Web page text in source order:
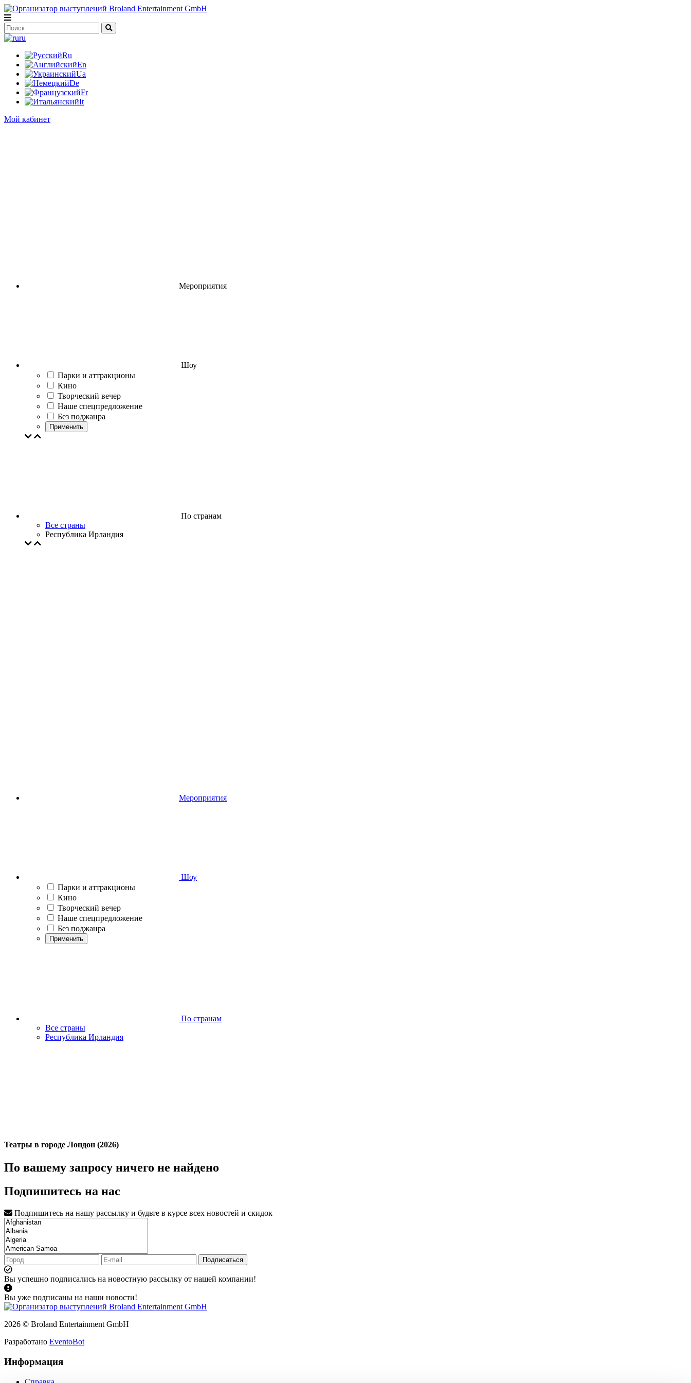
ru
Ru
En
Ua
De
Fr
It
Мой кабинет
Мероприятия
Шоу
Парки и аттракционы
Кино
Творческий вечер
Наше спецпредложение
Без поджанра
Применить
По странам
Все страны
Республика Ирландия
Мероприятия
Шоу
Парки и аттракционы
Кино
Творческий вечер
Наше спецпредложение
Без поджанра
Применить
По странам
Все страны
Республика Ирландия
Театры в городе Лондон (2026)
По вашему запросу ничего не найдено
Подпишитесь на нас
Подпишитесь на нашу рассылку и будьте в курсе всех новостей и скидок
Подписаться
Вы успешно подписались на новостную рассылку от нашей компании!
Вы уже подписаны на наши новости!
2026 © Broland Entertainment GmbH
Разработано EventoBot
Информация